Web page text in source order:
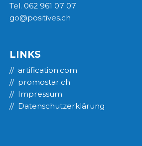
Tel. 062 961 07 07
go@positives.ch
LINKS
artification.com
promostar.ch
Impressum
Datenschutzerklärung